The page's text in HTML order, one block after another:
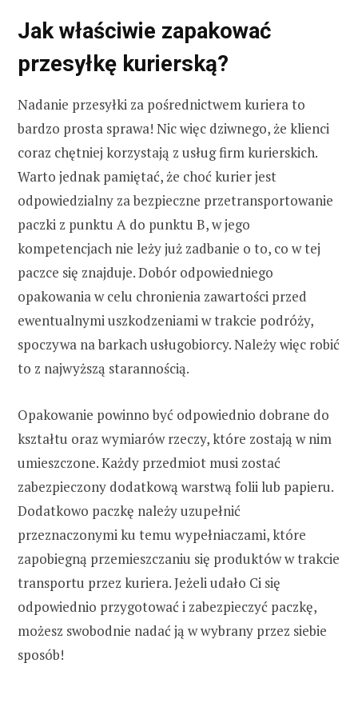
Jak właściwie zapakować
przesyłkę kurierską?
Nadanie przesyłki za pośrednictwem kuriera to
bardzo prosta sprawa! Nic więc dziwnego, że klienci
coraz chętniej korzystają z usług firm kurierskich.
Warto jednak pamiętać, że choć kurier jest
odpowiedzialny za bezpieczne przetransportowanie
paczki z punktu A do punktu B, w jego
kompetencjach nie leży już zadbanie o to, co w tej
paczce się znajduje. Dobór odpowiedniego
opakowania w celu chronienia zawartości przed
ewentualnymi uszkodzeniami w trakcie podróży,
spoczywa na barkach usługobiorcy. Należy więc robić
to z najwyższą starannością.
Opakowanie powinno być odpowiednio dobrane do
kształtu oraz wymiarów rzeczy, które zostają w nim
umieszczone. Każdy przedmiot musi zostać
zabezpieczony dodatkową warstwą folii lub papieru.
Dodatkowo paczkę należy uzupełnić
przeznaczonymi ku temu wypełniaczami, które
zapobiegną przemieszczaniu się produktów w trakcie
transportu przez kuriera. Jeżeli udało Ci się
odpowiednio przygotować i zabezpieczyć paczkę,
możesz swobodnie nadać ją w wybrany przez siebie
sposób!